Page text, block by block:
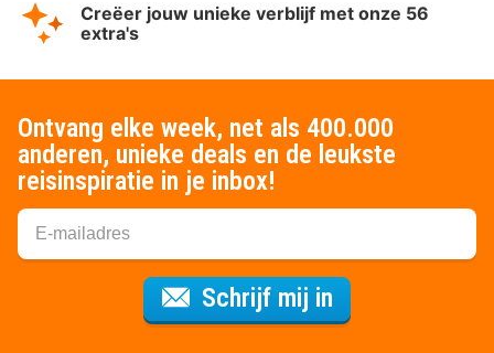
Creëer jouw unieke verblijf met onze 56
extra's
Ontvang elke week, net als 400.000
anderen, unieke deals en de leukste
reisinspiratie in je inbox!
Schrijf mij in